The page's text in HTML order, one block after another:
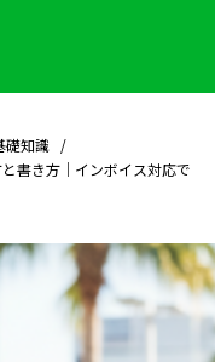
礎知識
書き方｜インボイス対応で